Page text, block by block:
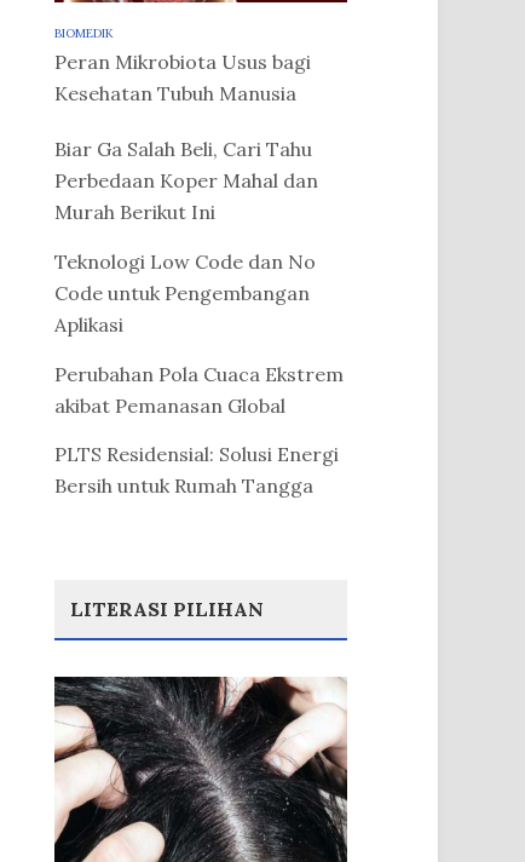
BIOMEDIK
Peran Mikrobiota Usus bagi
Kesehatan Tubuh Manusia
Biar Ga Salah Beli, Cari Tahu
Perbedaan Koper Mahal dan
Murah Berikut Ini
Teknologi Low Code dan No
Code untuk Pengembangan
Aplikasi
Perubahan Pola Cuaca Ekstrem
akibat Pemanasan Global
PLTS Residensial: Solusi Energi
Bersih untuk Rumah Tangga
LITERASI PILIHAN